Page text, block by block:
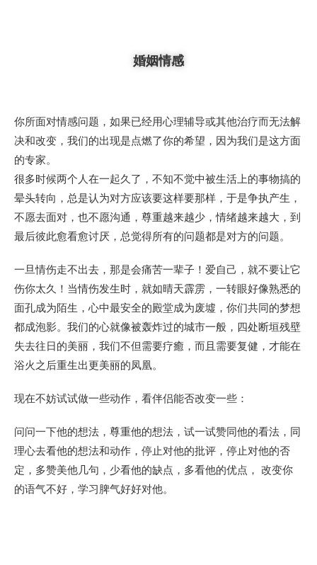
婚姻情感
你所面对情感问题，如果已经用心理辅导或其他治疗而无法解
决和改变，我们的出现是点燃了你的希望，因为我们是这方面
的专家。
很多时候两个人在一起久了，不知不觉中被生活上的事物搞的
晕头转向，总是认为对方应该要这样要那样，于是争执产生，
不愿去面对，也不愿沟通，尊重越来越少，情绪越来越大，到
最后彼此愈看愈讨厌，总觉得所有的问题都是对方的问题。
一旦情伤走不出去，那是会痛苦一辈子！爱自己，就不要让它
伤你太久！当情伤发生时，就如晴天霹雳，一转眼好像熟悉的
面孔成为陌生，心中最安全的殿堂成为废墟，你们共同的梦想
都成泡影。我们的心就像被轰炸过的城市一般，四处断垣残壁
失去往日的美丽，我们不但需要疗癒，而且需要复健，才能在
浴火之后重生出更美丽的凤凰。
现在不妨试试做一些动作，看伴侣能否改变一些：
问问一下他的想法，尊重他的想法，试一试赞同他的看法，同
理心去看他的想法和动作，停止对他的批评，停止对他的否
定，多赞美他几句，少看他的缺点，多看他的优点， 改变你
的语气不好，学习脾气好好对他。